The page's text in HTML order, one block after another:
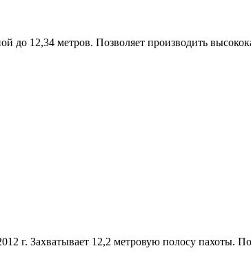
до 12,34 метров. Позволяет производить
г. Захватывает 12,2 метровую полосу пахоты.